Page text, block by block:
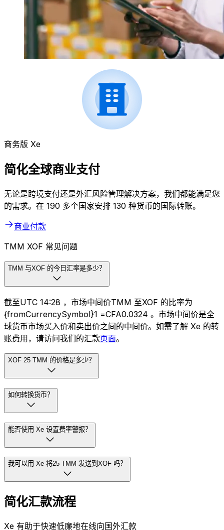
商务版 Xe
简化全球商业支付
无论是跨境支付还是外汇风险管理解决方案，我们都能满足您
的需求。在 190 多个国家安排 130 种货币的国际转账。
商业付款
TMM XOF 常见问题
TMM 与XOF 的今日汇率是多少？
截至UTC 14:28 ，市场中间价TMM 至XOF 的比率为
{fromCurrencySymbol}1 =CFA0.0324 。市场中间价是全
球货币市场买入价和卖出价之间的中间价。如需了解 Xe 的转
账费用，请访问我们的汇款页面。
XOF 25 TMM 的价格是多少？
如何转换货币？
能否使用 Xe 设置费率警报？
我可以用 Xe 将25 TMM 发送到XOF 吗？
简化汇款流程
Xe 有助于快速低廉地在线向国外汇款